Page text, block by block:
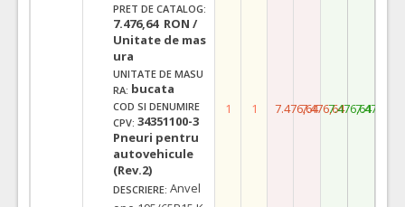
PRET DE CATALOG:
7.476,64 RON /
Unitate de mas
ura
UNITATE DE MASU
RA: bucata
COD SI DENUMIRE
CPV: 34351100-3
Pneuri pentru
autovehicule
(Rev.2)
DESCRIERE: Anvel
1 1 7.476,647.476,647.476,647.476,64